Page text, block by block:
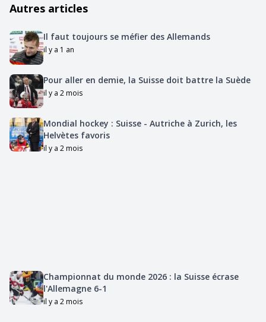
Autres articles
Il faut toujours se méfier des Allemands
il y a 1 an
Pour aller en demie, la Suisse doit battre la Suède
il y a 2 mois
Mondial hockey : Suisse - Autriche à Zurich, les
Helvètes favoris
il y a 2 mois
Championnat du monde 2026 : la Suisse écrase
l'Allemagne 6-1
il y a 2 mois